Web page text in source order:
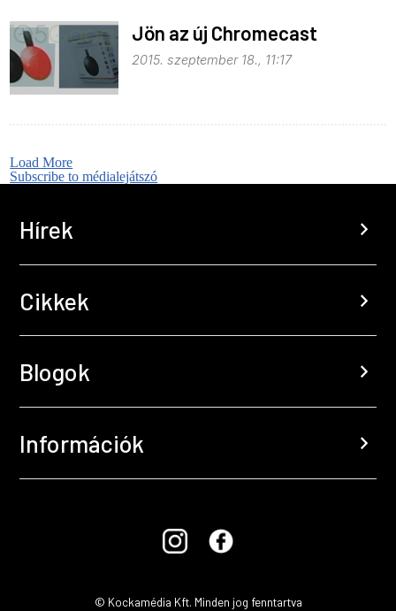
Jön az új Chromecast
2015. szeptember 18., 11:17
Load More
Subscribe to médialejátszó
Hírek chevron_right
Cikkek chevron_right
Blogok chevron_right
Információk chevron_right
© Kockamédia Kft. Minden jog fenntartva